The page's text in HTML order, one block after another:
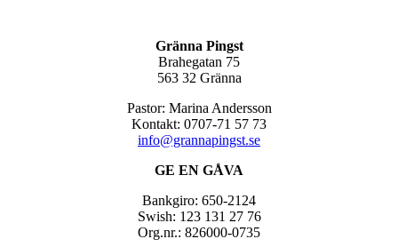
Gränna Pingst
Brahegatan 75
563 32 Gränna
Pastor: Marina Andersson
Kontakt: 0707-71 57 73
info@grannapingst.se
GE EN GÅVA
Bankgiro: 650-2124
Swish: 123 131 27 76
Org.nr.: 826000-0735